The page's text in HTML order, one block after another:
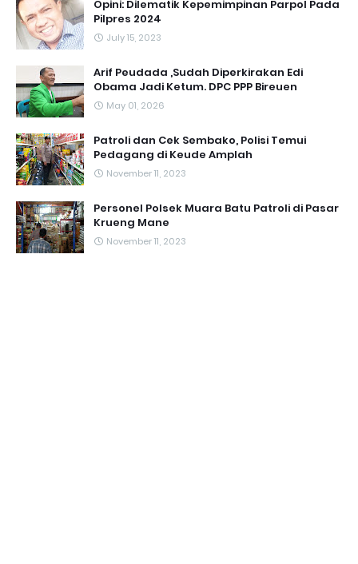
Opini: Dilematik Kepemimpinan Parpol Pada
Pilpres 2024
July 15, 2023
Arif Peudada ,Sudah Diperkirakan Edi
Obama Jadi Ketum. DPC PPP Bireuen
May 01, 2026
Patroli dan Cek Sembako, Polisi Temui
Pedagang di Keude Amplah
November 11, 2023
Personel Polsek Muara Batu Patroli di Pasar
Krueng Mane
November 11, 2023